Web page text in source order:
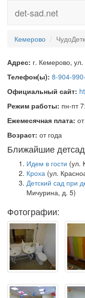
det-sad.net
Кемерово
Адрес: г. Кемерово,
Телефон(ы): 8-904-
Официальный сайт:
Режим работы: пн-пт
Ежемесячная плата:
Возраст: от года
Ближайшие
Идем в гости (ул.
Кроха (ул.
Детский сад при
Мичурина, д. 5)
Фотографии: